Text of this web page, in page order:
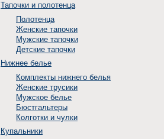
Тапочки и полотенца
Полотенца
Женские тапочки
Мужские тапочки
Детские тапочки
Нижнее белье
Комплекты нижнего белья
Женские трусики
Мужское белье
Бюстгальтеры
Колготки и чулки
Купальники